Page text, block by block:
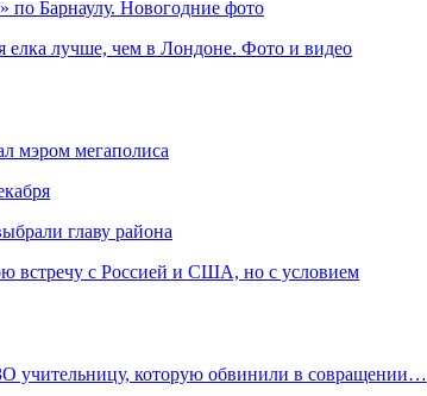
по Барнаулу. Новогодние фото
елка лучше, чем в Лондоне. Фото и видео
мэром мегаполиса
главу района
встречу с Россией и США, но с условием
учительницу, которую обвинили в совращении…